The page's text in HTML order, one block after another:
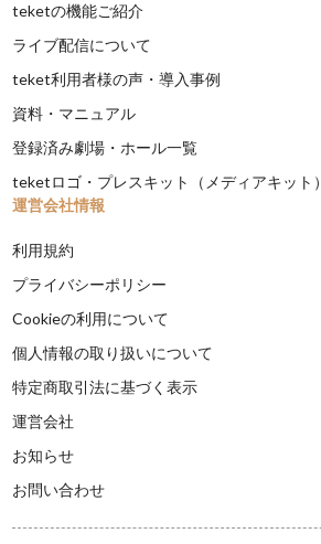
teketの機能ご紹介
ライブ配信について
teket利用者様の声・導入事例
資料・マニュアル
登録済み劇場・ホール一覧
teketロゴ・プレスキット（メディアキット）
運営会社情報
利用規約
プライバシーポリシー
Cookieの利用について
個人情報の取り扱いについて
特定商取引法に基づく表示
運営会社
お知らせ
お問い合わせ